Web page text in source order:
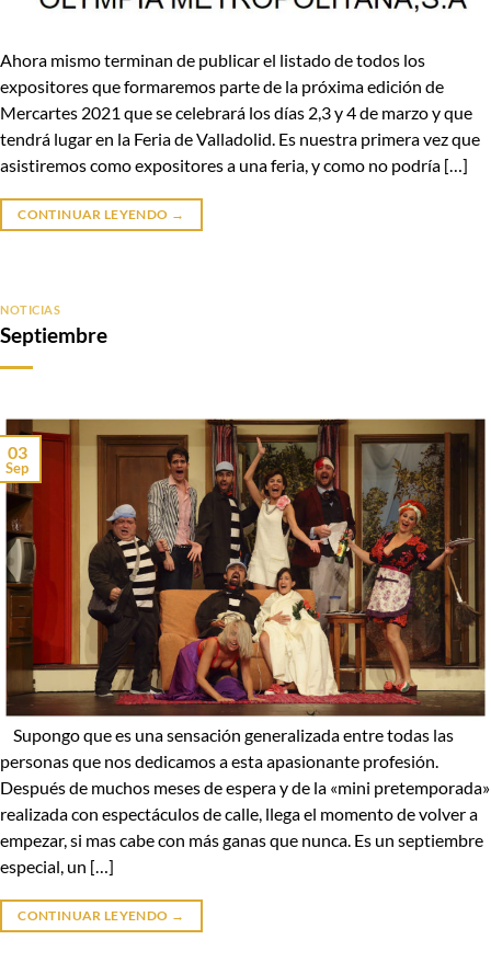
Ahora mismo terminan de publicar el listado de todos los
expositores que formaremos parte de la próxima edición de
Mercartes 2021 que se celebrará los días 2,3 y 4 de marzo y que
tendrá lugar en la Feria de Valladolid. Es nuestra primera vez que
asistiremos como expositores a una feria, y como no podría […]
CONTINUAR LEYENDO →
NOTICIAS
Septiembre
03
Sep
Supongo que es una sensación generalizada entre todas las
personas que nos dedicamos a esta apasionante profesión.
Después de muchos meses de espera y de la «mini pretemporada»
realizada con espectáculos de calle, llega el momento de volver a
empezar, si mas cabe con más ganas que nunca. Es un septiembre
especial, un […]
CONTINUAR LEYENDO →